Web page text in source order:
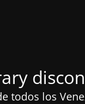
todos los